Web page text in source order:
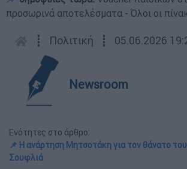
προσωρινά αποτελέσματα - Όλοι οι
┋ Πολιτική ┋ 05.06.2026
Newsroom
Ενότητες στο άρθρο:
📌 Η ανάρτηση Μητσοτάκη για τον θάνατο
Σουφλιά